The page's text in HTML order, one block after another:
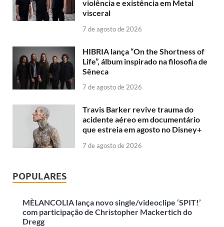
violência e existência em Metal
visceral
7 de agosto de 2026
HIBRIA lança “On the Shortness of
Life”, álbum inspirado na filosofia de
Sêneca
7 de agosto de 2026
Travis Barker revive trauma do
acidente aéreo em documentário
que estreia em agosto no Disney+
7 de agosto de 2026
POPULARES
MÈLANCOLIA lança novo single/videoclipe ‘SPIT!’
com participação de Christopher Mackertich do
Dregg